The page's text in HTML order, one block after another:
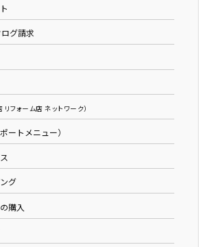
グ請求
リフォーム店 ネットワーク）
ートメニュー）
グ
購入